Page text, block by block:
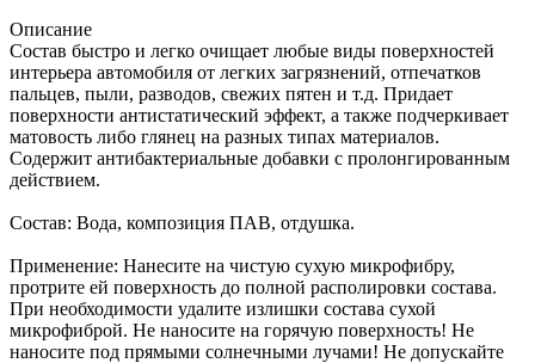
Описание
Состав быстро и легко очищает любые виды поверхностей
интерьера автомобиля от легких загрязнений, отпечатков
пальцев, пыли, разводов, свежих пятен и т.д. Придает
поверхности антистатический эффект, а также подчеркивает
матовость либо глянец на разных типах материалов.
Содержит антибактериальные добавки с пролонгированным
действием.
Состав: Вода, композиция ПАВ, отдушка.
Применение: Нанесите на чистую сухую микрофибру,
протрите ей поверхность до полной располировки состава.
При необходимости удалите излишки состава сухой
микрофиброй. Не наносите на горячую поверхность! Не
наносите под прямыми солнечными лучами! Не допускайте